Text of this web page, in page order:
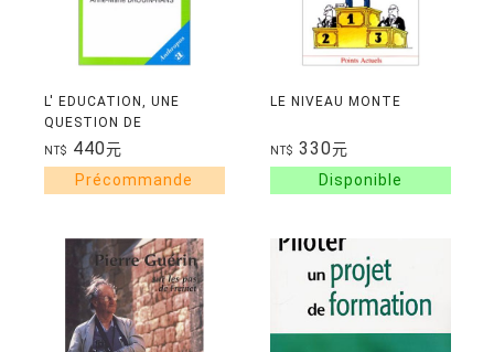
L' EDUCATION, UNE
QUESTION DE
PHILOSOPHIE
NT$ 440元
LE NIVEAU MONTE
NT$ 330元